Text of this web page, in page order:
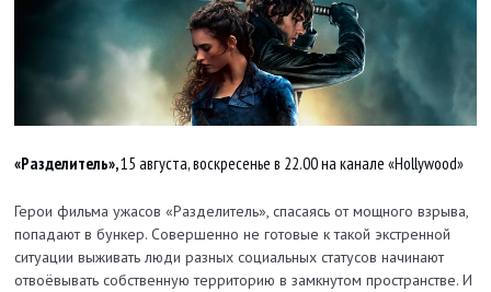
«Разделитель»,15 августа, воскресенье в 22.00 на канале «Hollywood»
Герои фильма ужасов «Разделитель», спасаясь от мощного взрыва,
попадают в бункер. Совершенно не готовые к такой экстренной
ситуации выживать люди разных социальных статусов начинают
отвоёвывать собственную территорию в замкнутом пространстве. И